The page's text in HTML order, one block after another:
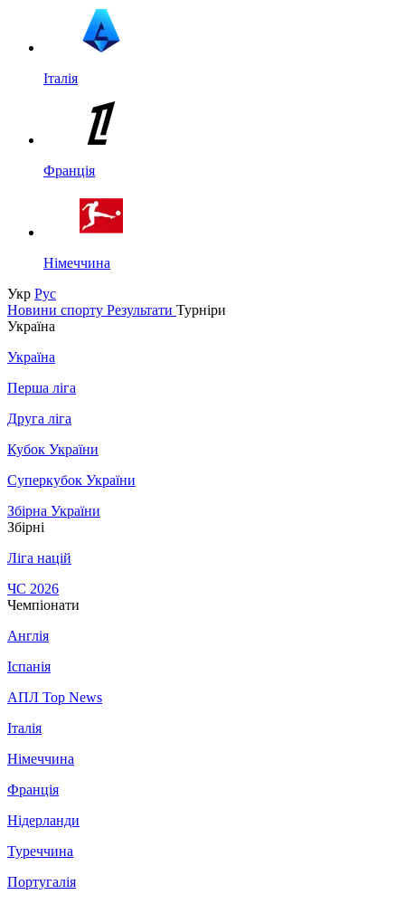
Італія
Франція
Німеччина
Укр Рус
Новини спорту Результати Турніри
Україна
Україна
Перша ліга
Друга ліга
Кубок України
Суперкубок України
Збірна України
Збірні
Ліга націй
ЧС 2026
Чемпіонати
Англія
Іспанія
АПЛ Top News
Італія
Німеччина
Франція
Нідерланди
Туреччина
Португалія